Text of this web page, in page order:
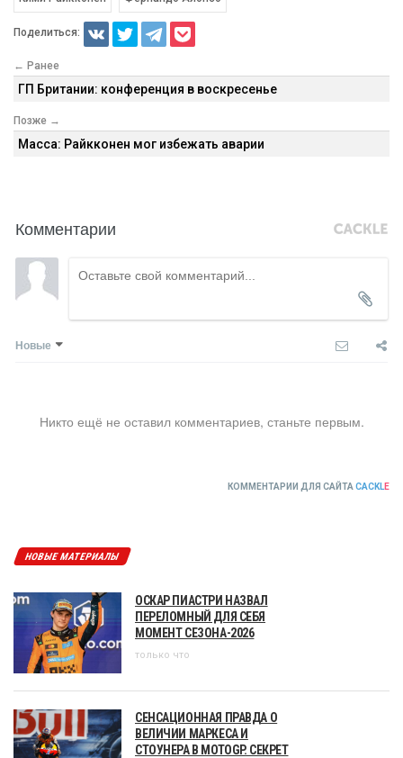
Поделиться:
← Ранее
ГП Британии: конференция в воскресенье
Позже →
Масса: Райкконен мог избежать аварии
Комментарии
Новые
Никто ещё не оставил комментариев, станьте первым.
КОММЕНТАРИИ ДЛЯ САЙТА CACKLE
НОВЫЕ МАТЕРИАЛЫ
ОСКАР ПИАСТРИ НАЗВАЛ
ПЕРЕЛОМНЫЙ ДЛЯ СЕБЯ
МОМЕНТ СЕЗОНА-2026
только что
СЕНСАЦИОННАЯ ПРАВДА О
ВЕЛИЧИИ МАРКЕСА И
СТОУНЕРА В MOTOGP. СЕКРЕТ